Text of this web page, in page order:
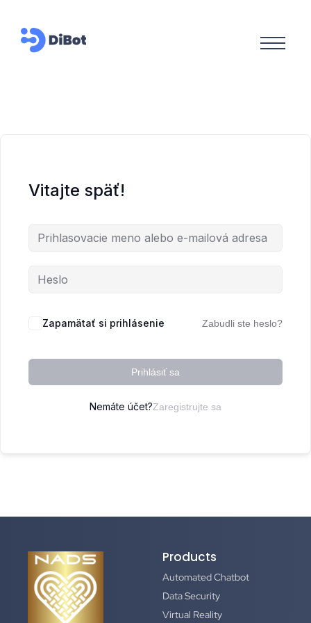
Vitajte späť!
Zapamätať si prihlásenie Zabudli ste heslo?
Prihlásiť sa
Nemáte účet?Zaregistrujte sa
Products
Automated Chatbot
Data Security
Virtual Reality